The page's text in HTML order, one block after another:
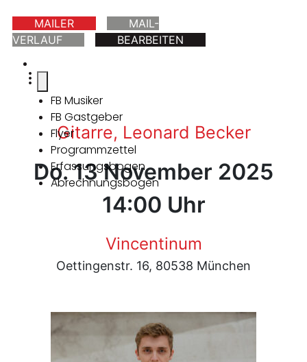
MAILER
MAIL-
VERLAUF
BEARBEITEN
FB Musiker
FB Gastgeber
Flyer
Programmzettel
Erfassungsbogen
Abrechnungsbogen
Gitarre, Leonard Becker
Do. 13 November 2025
14:00 Uhr
Vincentinum
Oettingenstr. 16, 80538 München